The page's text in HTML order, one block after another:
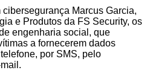
Marcus Garcia,
e Produtos da FS Security, os
engenharia social, que
a fornecerem dados
por SMS, pelo